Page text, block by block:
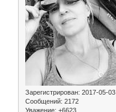
Зарегистрирован: 2017-05-03
Сообщений: 2172
Уважение: +6623